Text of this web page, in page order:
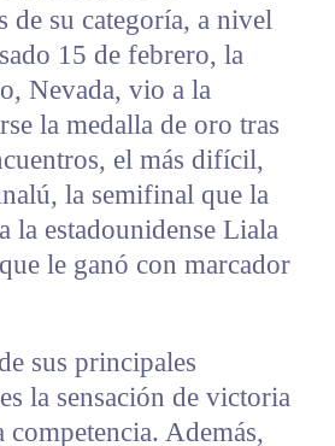
de su categoría, a nivel
15 de febrero, la
Nevada, vio a la
la medalla de oro tras
el más difícil,
la semifinal que la
la estadounidense Liala
le ganó con marcador
sus principales
la sensación de victoria
Además,